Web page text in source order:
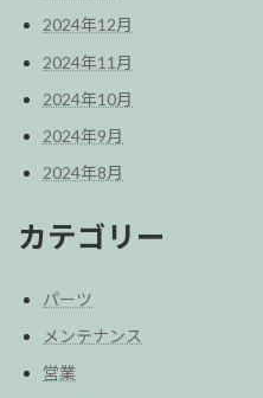
2024年12月
2024年11月
2024年10月
2024年9月
2024年8月
カテゴリー
パーツ
メンテナンス
営業